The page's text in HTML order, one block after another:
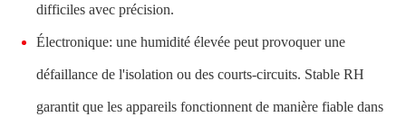
difficiles avec précision.
Électronique: une humidité élevée peut provoquer une
défaillance de l'isolation ou des courts-circuits. Stable RH
garantit que les appareils fonctionnent de manière fiable dans